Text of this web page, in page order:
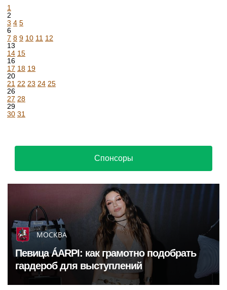
1
2
3 4 5
6
7 8 9 10 11 12
13
14 15
16
17 18 19
20
21 22 23 24 25
26
27 28
29
30 31
Спонсоры
МОСКВА
Певица ÁARPI: как грамотно подобрать
гардероб для выступлений